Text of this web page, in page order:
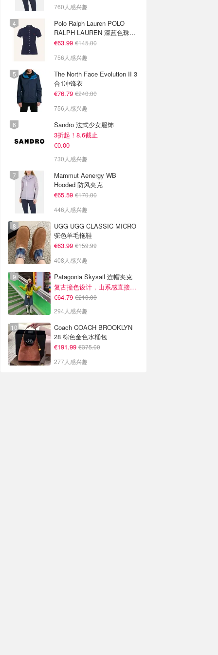
760人感兴趣
Polo Ralph Lauren POLO
RALPH LAUREN 深蓝色珠地
布 Polo衫
€63.99 €145.00
756人感兴趣
The North Face Evolution II 3
合1冲锋衣
€76.79 €240.00
756人感兴趣
Sandro 法式少女服饰
3折起！8.6截止
€0.00
730人感兴趣
Mammut Aenergy WB
Hooded 防风夹克
€65.59 €170.00
446人感兴趣
UGG UGG CLASSIC MICRO
驼色羊毛拖鞋
€63.99 €159.99
408人感兴趣
Patagonia Skysail 连帽夹克
复古撞色设计，山系感直接拉满
€64.79 €210.00
294人感兴趣
Coach COACH BROOKLYN
28 棕色金色水桶包
€191.99 €375.00
277人感兴趣